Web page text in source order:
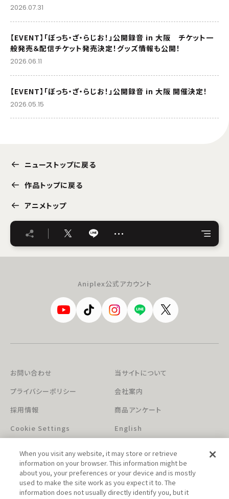
2026.07.31
【EVENT】「ぼっち・ざ・らじお！」公開録音 in 大阪 チケット一
般発売＆配信チケット発売決定！グッズ情報も公開！
2026.06.11
【EVENT】「ぼっち・ざ・らじお！」公開録音 in 大阪 開催決定！
2026.05.15
ニューストップに戻る
作品トップに戻る
アニメトップ
…
Aniplex公式アカウント
お問い合わせ
当サイトについて
プライバシーポリシー
会社案内
採用情報
商品アンケート
Cookie Settings
English
When you visit any website, it may store or retrieve
information on your browser. This information might be
about you, your preferences or your device and is mostly
used to make the site work as you expect it to. The
information does not usually directly identify you, but it